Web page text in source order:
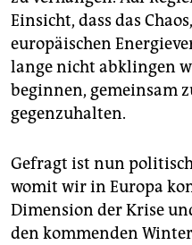
Einsicht, dass das
europäischen
lange nicht abklingen
beginnen, gemeinsam
gegenzuhalten.
Gefragt ist nun
womit wir in Europa
Dimension der Krise
den kommenden